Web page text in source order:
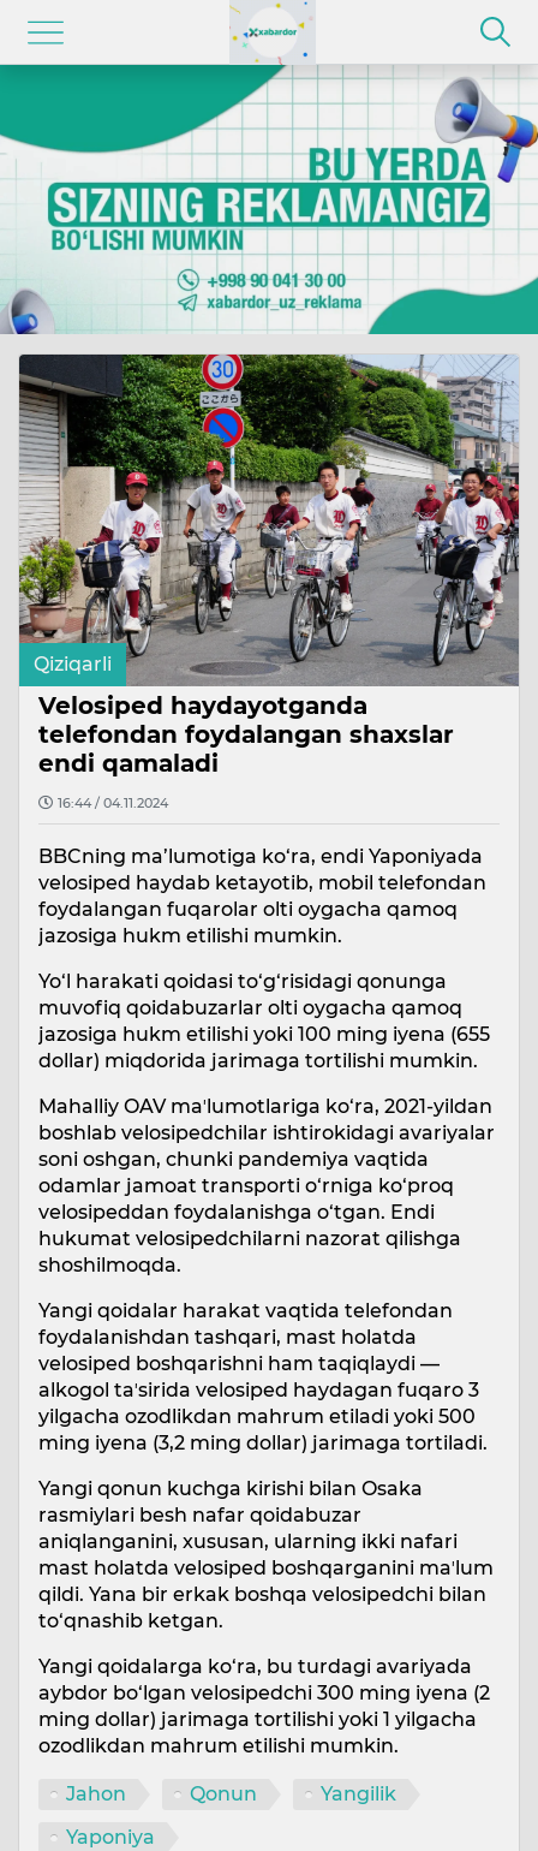
Qiziqarli
Velosiped haydayotganda
telefondan foydalangan shaxslar
endi qamaladi
16:44 / 04.11.2024
BBCning ma’lumotiga ko‘ra, endi Yaponiyada
velosiped haydab ketayotib, mobil telefondan
foydalangan fuqarolar olti oygacha qamoq
jazosiga hukm etilishi mumkin.
Yo‘l harakati qoidasi to‘g‘risidagi qonunga
muvofiq qoidabuzarlar olti oygacha qamoq
jazosiga hukm etilishi yoki 100 ming iyena (655
dollar) miqdorida jarimaga tortilishi mumkin.
Mahalliy OAV maʼlumotlariga ko‘ra, 2021-yildan
boshlab velosipedchilar ishtirokidagi avariyalar
soni oshgan, chunki pandemiya vaqtida
odamlar jamoat transporti o‘rniga ko‘proq
velosipeddan foydalanishga o‘tgan. Endi
hukumat velosipedchilarni nazorat qilishga
shoshilmoqda.
Yangi qoidalar harakat vaqtida telefondan
foydalanishdan tashqari, mast holatda
velosiped boshqarishni ham taqiqlaydi —
alkogol taʼsirida velosiped haydagan fuqaro 3
yilgacha ozodlikdan mahrum etiladi yoki 500
ming iyena (3,2 ming dollar) jarimaga tortiladi.
Yangi qonun kuchga kirishi bilan Osaka
rasmiylari besh nafar qoidabuzar
aniqlanganini, xususan, ularning ikki nafari
mast holatda velosiped boshqarganini maʼlum
qildi. Yana bir erkak boshqa velosipedchi bilan
to‘qnashib ketgan.
Yangi qoidalarga ko‘ra, bu turdagi avariyada
aybdor bo‘lgan velosipedchi 300 ming iyena (2
ming dollar) jarimaga tortilishi yoki 1 yilgacha
ozodlikdan mahrum etilishi mumkin.
Jahon Qonun
Yangilik
Yaponiya